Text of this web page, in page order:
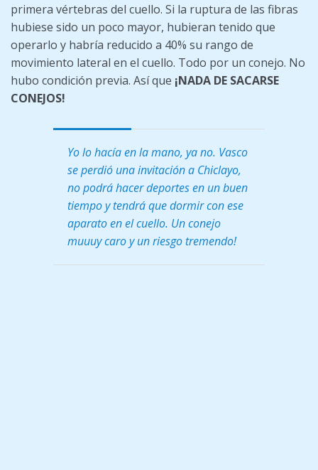
primera vértebras del cuello. Si la ruptura de las fibras
hubiese sido un poco mayor, hubieran tenido que
operarlo y habría reducido a 40% su rango de
movimiento lateral en el cuello. Todo por un conejo. No
hubo condición previa. Así que ¡NADA DE SACARSE
CONEJOS!
Yo lo hacía en la mano, ya no. Vasco
se perdió una invitación a Chiclayo,
no podrá hacer deportes en un buen
tiempo y tendrá que dormir con ese
aparato en el cuello. Un conejo
muuuy caro y un riesgo tremendo!